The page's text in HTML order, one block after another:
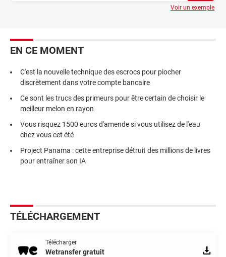
Voir un exemple
EN CE MOMENT
C'est la nouvelle technique des escrocs pour piocher
discrètement dans votre compte bancaire
Ce sont les trucs des primeurs pour être certain de choisir le
meilleur melon en rayon
Vous risquez 1500 euros d'amende si vous utilisez de l'eau
chez vous cet été
Project Panama : cette entreprise détruit des millions de livres
pour entraîner son IA
TÉLÉCHARGEMENT
Télécharger
Wetransfer gratuit